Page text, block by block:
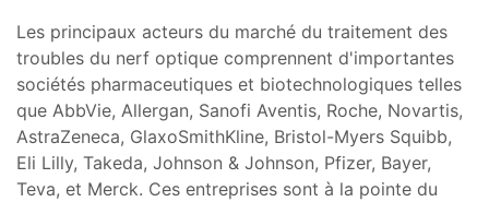
Les principaux acteurs du marché du traitement des
troubles du nerf optique comprennent d'importantes
sociétés pharmaceutiques et biotechnologiques telles
que AbbVie, Allergan, Sanofi Aventis, Roche, Novartis,
AstraZeneca, GlaxoSmithKline, Bristol-Myers Squibb,
Eli Lilly, Takeda, Johnson & Johnson, Pfizer, Bayer,
Teva, et Merck. Ces entreprises sont à la pointe du